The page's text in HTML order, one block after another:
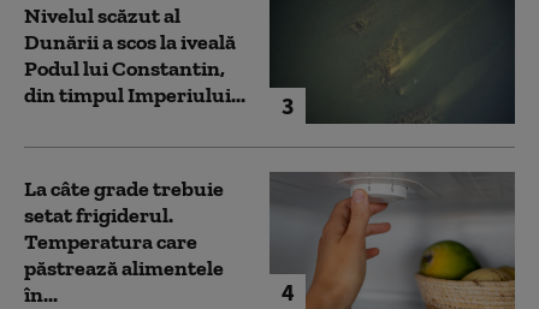
3
Nivelul scăzut al
Dunării a scos la iveală
Podul lui Constantin,
din timpul Imperiului...
4
La câte grade trebuie
setat frigiderul.
Temperatura care
păstrează alimentele
în...